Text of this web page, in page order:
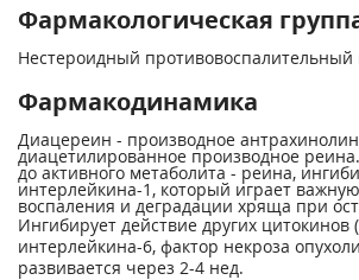
Фармакологическая
Нестероидный противовоспалительный
Фармакодинамика
Диацереин - производное
диацетилированное производное
до активного метаболита - реина,
интерлейкина-1, который играет
воспаления и деградации хряща при
Ингибирует действие других цитокинов
интерлейкина-6, фактор некроза
развивается через 2-4 нед.